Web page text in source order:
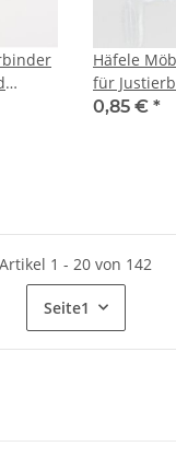
Häfele
für
0,85 € *
Artikel 1 - 20 von 142
Seite1